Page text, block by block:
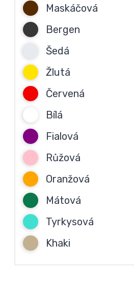
Maskáčová
Bergen
Šedá
Žlutá
Červená
Bílá
Fialová
Růžová
Oranžová
Mátová
Tyrkysová
Khaki